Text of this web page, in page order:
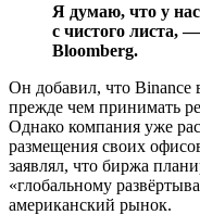
Я думаю, что у
с чистого листа,
Bloomberg.
Он добавил, что Binance
прежде чем принимать
Однако компания уже
размещения своих
заявлял, что биржа
«глобальному
американский рынок.